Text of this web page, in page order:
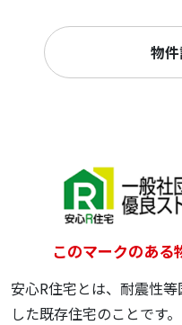
物
このマークのある
安心R住宅とは、耐震性
した既存住宅のことです。